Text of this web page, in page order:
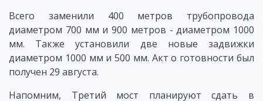
Всего заменили 400 метров трубопровода
диаметром 700 мм и 900 метров - диаметром 1000
мм. Также установили две новые задвижки
диаметром 1000 мм и 500 мм. Акт о готовности был
получен 29 августа.
Напомним, Третий мост планируют сдать в